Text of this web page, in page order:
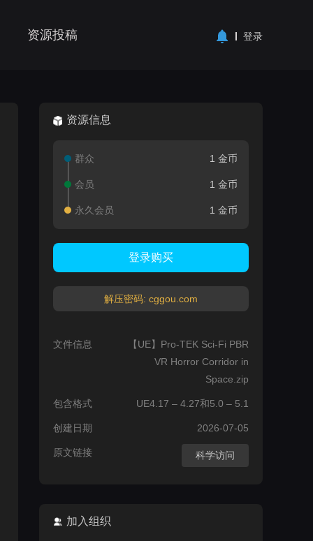
资源投稿 登录
资源信息
群众 1 金币
会员 1 金币
永久会员 1 金币
登录购买
解压密码: cggou.com
文件信息
【UE】Pro-TEK Sci-Fi PBR
VR Horror Corridor in
Space.zip
包含格式 UE4.17 – 4.27和5.0 – 5.1
创建日期 2026-07-05
原文链接 科学访问
加入组织